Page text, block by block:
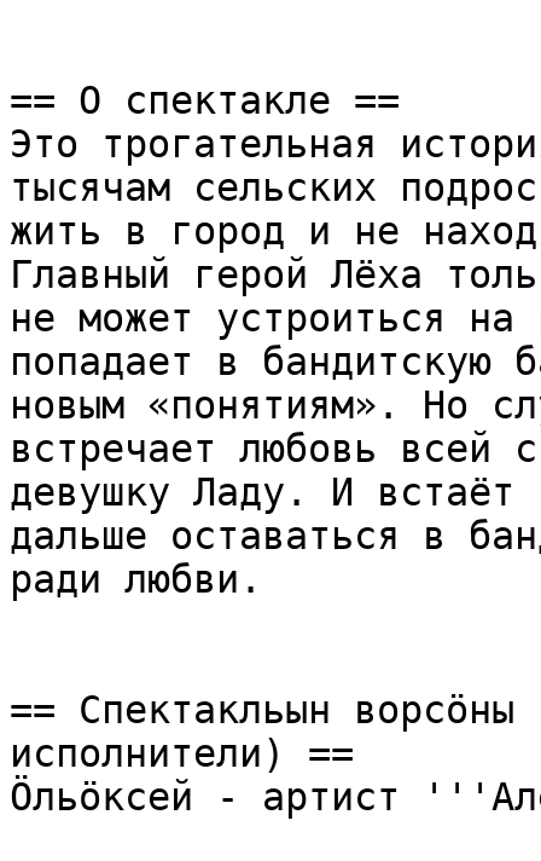
== О спектакле ==
Это трогательная
тысячам сельских
жить в город и не
Главный герой Лёха
не может устроиться
попадает в бандитскую
новым «понятиям». Но
встречает любовь всей
девушку Ладу. И встаёт
дальше оставаться в
ради любви.
== Спектакльын
исполнители) ==
Ӧльӧксей - артист